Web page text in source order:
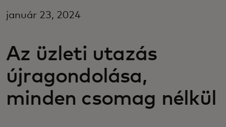
Innovátoroknak
Hírek és trendek
január 23, 2024
Az üzleti utazás
újragondolása,
minden csomag nélkül